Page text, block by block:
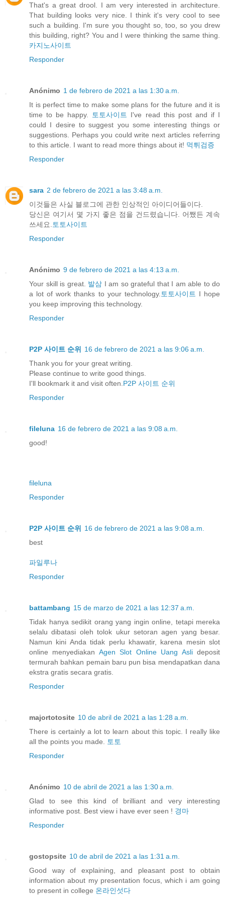
That's a great drool. I am very interested in architecture.
That building looks very nice. I think it's very cool to see
such a building. I'm sure you thought so, too, so you drew
this building, right? You and I were thinking the same thing.
카지노사이트
Responder
Anónimo 1 de febrero de 2021 a las 1:30 a.m.
It is perfect time to make some plans for the future and it is
time to be happy.
토토사이트
I've read this post and if I
could I desire to suggest you some interesting things or
suggestions. Perhaps you could write next articles referring
to this article. I want to read more things about it! 먹튀검증
Responder
sara 2 de febrero de 2021 a las 3:48 a.m.
이것들은 사실 블로그에 관한 인상적인 아이디어들이다.
당신은 여기서 몇 가지 좋은 점을 건드렸습니다. 어쨌든 계속
쓰세요. 토토사이트
Responder
Anónimo 9 de febrero de 2021 a las 4:13 a.m.
Your skill is great. 발삼 I am so grateful that I am able to do
a lot of work thanks to your technology. 토토사이트 I hope
you keep improving this technology.
Responder
P2P 사이트 순위
16 de febrero de 2021 a las 9:06 a.m.
Thank you for your great writing.
Please continue to write good things.
I'll bookmark it and visit often. P2P 사이트 순위
Responder
fileluna 16 de febrero de 2021 a las 9:08 a.m.
good!
fileluna
Responder
P2P 사이트 순위
16 de febrero de 2021 a las 9:08 a.m.
best
파일루나
Responder
battambang 15 de marzo de 2021 a las 12:37 a.m.
Tidak hanya sedikit orang yang ingin online, tetapi mereka
selalu dibatasi oleh tolok ukur setoran agen yang besar.
Namun kini Anda tidak perlu khawatir, karena mesin slot
online menyediakan Agen Slot Online Uang Aslideposit
termurah bahkan pemain baru pun bisa mendapatkan dana
ekstra gratis secara gratis.
Responder
majortotosite 10 de abril de 2021 a las 1:28 a.m.
There is certainly a lot to learn about this topic. I really like
all the points you made.
토토
Responder
Anónimo 10 de abril de 2021 a las 1:30 a.m.
Glad to see this kind of brilliant and very interesting
informative post. Best view i have ever seen ! 경마
Responder
gostopsite 10 de abril de 2021 a las 1:31 a.m.
Good way of explaining, and pleasant post to obtain
information about my presentation focus, which i am going
to present in college 온라인섯다